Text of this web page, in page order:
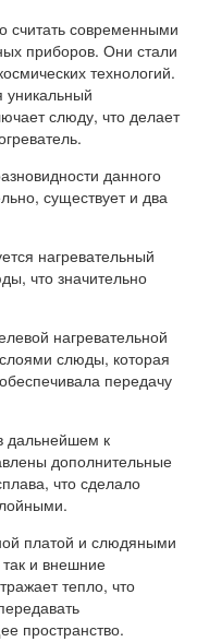
считать современными
приборов. Они стали
технологий.
уникальный
слюду, что делает
данного
существует и два
нагревательный
что значительно
нагревательной
слюды, которая
передачу
дальнейшем к
дополнительные
что сделало
платой и слюдяными
и внешние
тепло, что
пространство.